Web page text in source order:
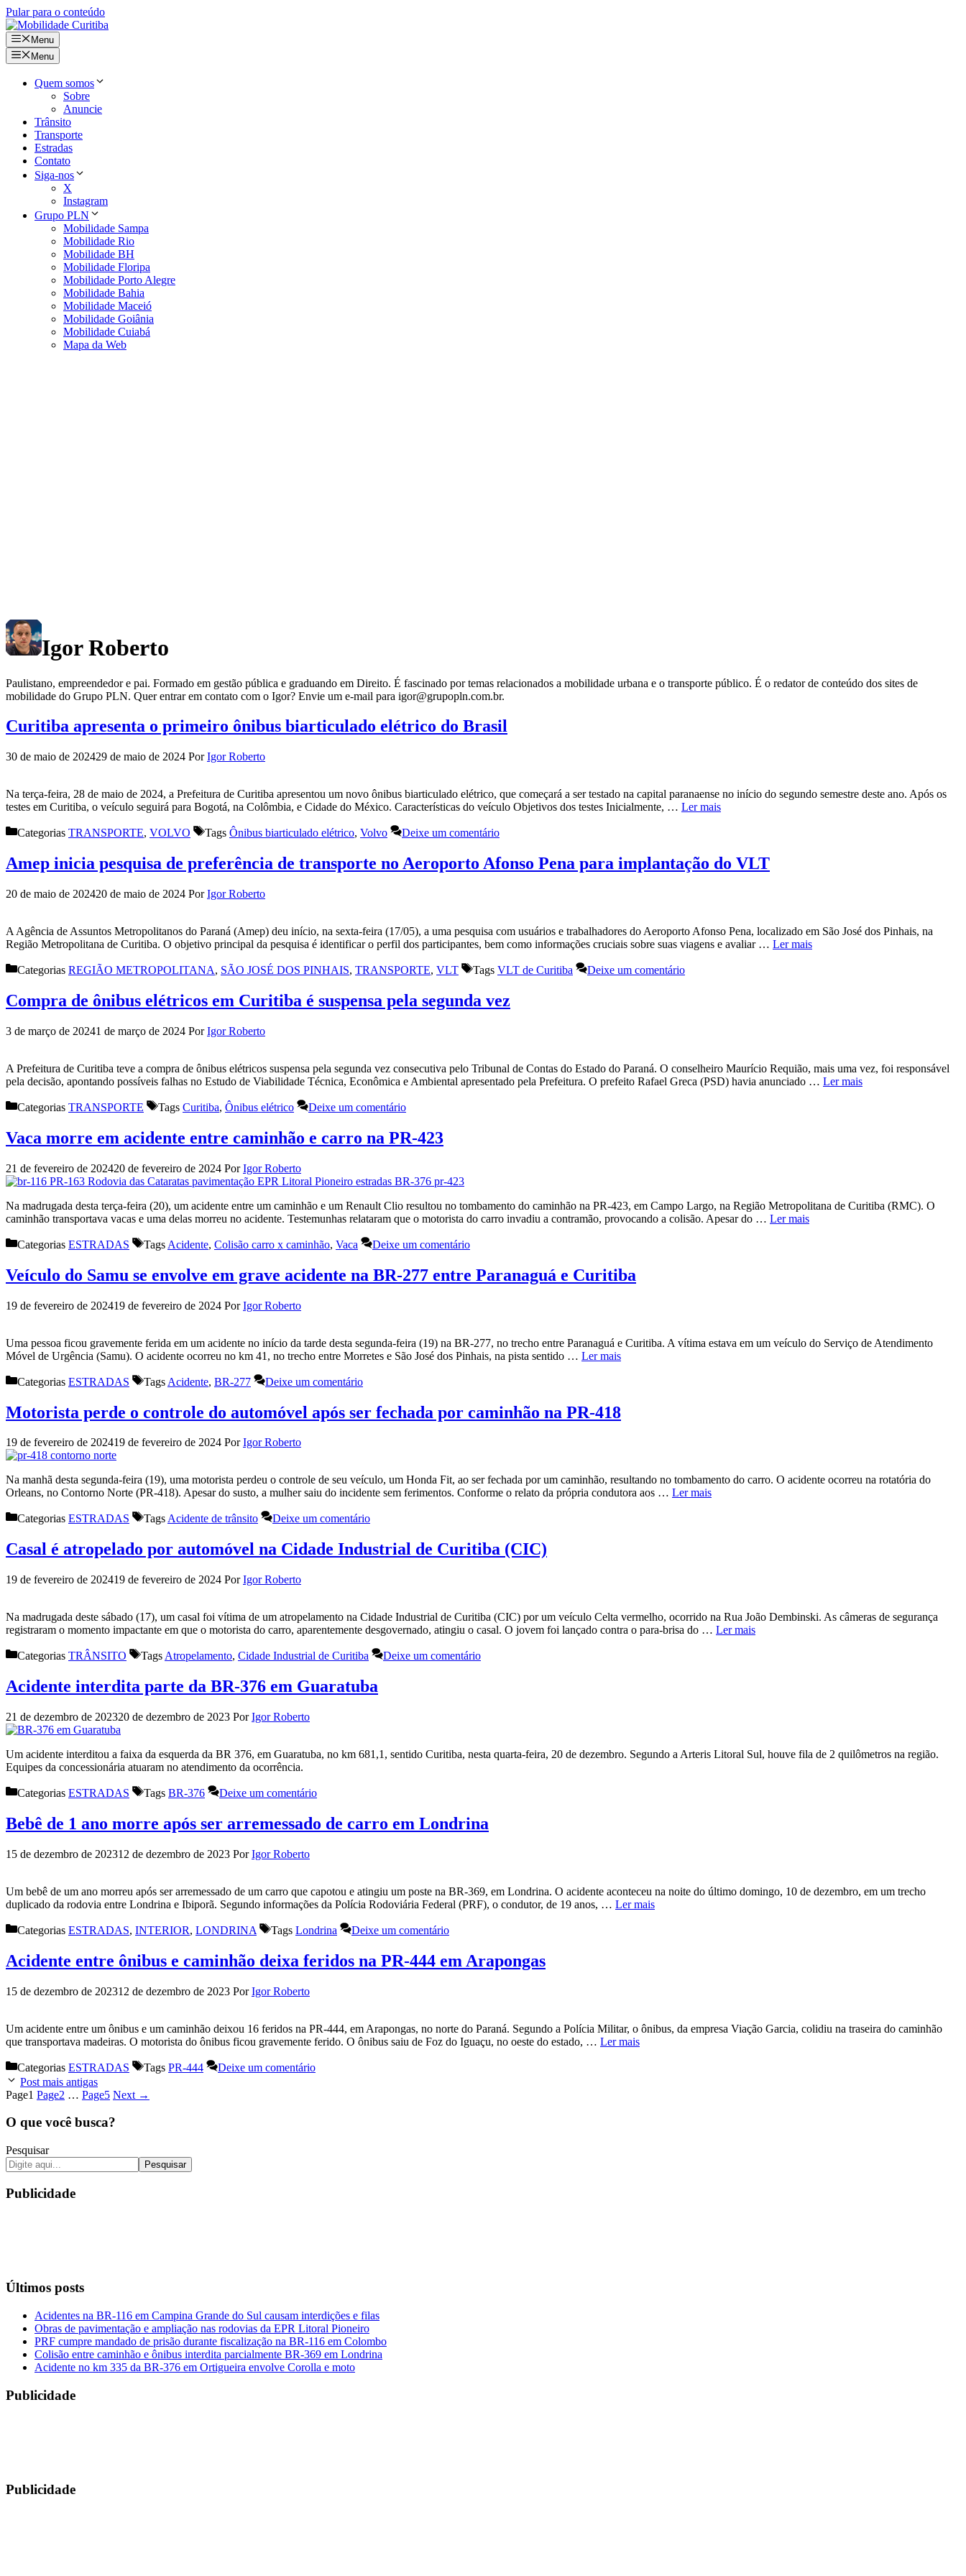
Pular para o conteúdo
Menu
Menu
Quem somos
Sobre
Anuncie
Trânsito
Transporte
Estradas
Contato
Siga-nos
X
Instagram
Grupo PLN
Mobilidade Sampa
Mobilidade Rio
Mobilidade BH
Mobilidade Floripa
Mobilidade Porto Alegre
Mobilidade Bahia
Mobilidade Maceió
Mobilidade Goiânia
Mobilidade Cuiabá
Mapa da Web
Igor Roberto
Paulistano, empreendedor e pai. Formado em gestão pública e graduando em Direito. É fascinado por temas relacionados a mobilidade urbana e o transporte público. É o redator de conteúdo dos sites de
mobilidade do Grupo PLN. Quer entrar em contato com o Igor? Envie um e-mail para igor@grupopln.com.br.
Curitiba apresenta o primeiro ônibus biarticulado elétrico do Brasil
30 de maio de 202429 de maio de 2024 PorIgor Roberto
Na terça-feira, 28 de maio de 2024, a Prefeitura de Curitiba apresentou um novo ônibus biarticulado elétrico, que começará a ser testado na capital paranaense no início do segundo semestre deste ano. Após os
testes em Curitiba, o veículo seguirá para Bogotá, na Colômbia, e Cidade do México. Características do veículo Objetivos dos testes Inicialmente, … Ler mais
Categorias TRANSPORTE, VOLVO Tags Ônibus biarticulado elétrico, Volvo Deixe um comentário
Amep inicia pesquisa de preferência de transporte no Aeroporto Afonso Pena para implantação do VLT
20 de maio de 202420 de maio de 2024 PorIgor Roberto
A Agência de Assuntos Metropolitanos do Paraná (Amep) deu início, na sexta-feira (17/05), a uma pesquisa com usuários e trabalhadores do Aeroporto Afonso Pena, localizado em São José dos Pinhais, na
Região Metropolitana de Curitiba. O objetivo principal da pesquisa é identificar o perfil dos participantes, bem como informações cruciais sobre suas viagens e avaliar … Ler mais
Categorias REGIÃO METROPOLITANA, SÃO JOSÉ DOS PINHAIS, TRANSPORTE, VLT Tags VLT de Curitiba Deixe um comentário
Compra de ônibus elétricos em Curitiba é suspensa pela segunda vez
3 de março de 20241 de março de 2024 PorIgor Roberto
A Prefeitura de Curitiba teve a compra de ônibus elétricos suspensa pela segunda vez consecutiva pelo Tribunal de Contas do Estado do Paraná. O conselheiro Maurício Requião, mais uma vez, foi responsável
pela decisão, apontando possíveis falhas no Estudo de Viabilidade Técnica, Econômica e Ambiental apresentado pela Prefeitura. O prefeito Rafael Greca (PSD) havia anunciado … Ler mais
Categorias TRANSPORTE Tags Curitiba, Ônibus elétrico Deixe um comentário
Vaca morre em acidente entre caminhão e carro na PR-423
21 de fevereiro de 202420 de fevereiro de 2024 PorIgor Roberto
Na madrugada desta terça-feira (20), um acidente entre um caminhão e um Renault Clio resultou no tombamento do caminhão na PR-423, em Campo Largo, na Região Metropolitana de Curitiba (RMC). O
caminhão transportava vacas e uma delas morreu no acidente. Testemunhas relataram que o motorista do carro invadiu a contramão, provocando a colisão. Apesar do … Ler mais
Categorias ESTRADAS Tags Acidente, Colisão carro x caminhão, Vaca Deixe um comentário
Veículo do Samu se envolve em grave acidente na BR-277 entre Paranaguá e Curitiba
19 de fevereiro de 202419 de fevereiro de 2024 PorIgor Roberto
Uma pessoa ficou gravemente ferida em um acidente no início da tarde desta segunda-feira (19) na BR-277, no trecho entre Paranaguá e Curitiba. A vítima estava em um veículo do Serviço de Atendimento
Móvel de Urgência (Samu). O acidente ocorreu no km 41, no trecho entre Morretes e São José dos Pinhais, na pista sentido … Ler mais
Categorias ESTRADAS Tags Acidente, BR-277 Deixe um comentário
Motorista perde o controle do automóvel após ser fechada por caminhão na PR-418
19 de fevereiro de 202419 de fevereiro de 2024 PorIgor Roberto
Na manhã desta segunda-feira (19), uma motorista perdeu o controle de seu veículo, um Honda Fit, ao ser fechada por um caminhão, resultando no tombamento do carro. O acidente ocorreu na rotatória do
Orleans, no Contorno Norte (PR-418). Apesar do susto, a mulher saiu do incidente sem ferimentos. Conforme o relato da própria condutora aos … Ler mais
Categorias ESTRADAS TagsAcidente de trânsito Deixe um comentário
Casal é atropelado por automóvel na Cidade Industrial de Curitiba (CIC)
19 de fevereiro de 202419 de fevereiro de 2024 PorIgor Roberto
Na madrugada deste sábado (17), um casal foi vítima de um atropelamento na Cidade Industrial de Curitiba (CIC) por um veículo Celta vermelho, ocorrido na Rua João Dembinski. As câmeras de segurança
registraram o momento impactante em que o motorista do carro, aparentemente desgovernado, atingiu o casal. O jovem foi lançado contra o para-brisa do … Ler mais
Categorias TRÂNSITO Tags Atropelamento, Cidade Industrial de Curitiba Deixe um comentário
Acidente interdita parte da BR-376 em Guaratuba
21 de dezembro de 202320 de dezembro de 2023 PorIgor Roberto
Um acidente interditou a faixa da esquerda da BR 376, em Guaratuba, no km 681,1, sentido Curitiba, nesta quarta-feira, 20 de dezembro. Segundo a Arteris Litoral Sul, houve fila de 2 quilômetros na região.
Equipes da concessionária atuaram no atendimento da ocorrência.
Categorias ESTRADAS Tags BR-376 Deixe um comentário
Bebê de 1 ano morre após ser arremessado de carro em Londrina
15 de dezembro de 202312 de dezembro de 2023 PorIgor Roberto
Um bebê de um ano morreu após ser arremessado de um carro que capotou e atingiu um poste na BR-369, em Londrina. O acidente aconteceu na noite do último domingo, 10 de dezembro, em um trecho
duplicado da rodovia entre Londrina e Ibiporã. Segundo informações da Polícia Rodoviária Federal (PRF), o condutor, de 19 anos, … Ler mais
Categorias ESTRADAS, INTERIOR, LONDRINA Tags Londrina Deixe um comentário
Acidente entre ônibus e caminhão deixa feridos na PR-444 em Arapongas
15 de dezembro de 202312 de dezembro de 2023 PorIgor Roberto
Um acidente entre um ônibus e um caminhão deixou 16 feridos na PR-444, em Arapongas, no norte do Paraná. Segundo a Polícia Militar, o ônibus, da empresa Viação Garcia, colidiu na traseira do caminhão
que transportava madeiras. O motorista do ônibus ficou gravemente ferido. O ônibus saiu de Foz do Iguaçu, no oeste do estado, … Ler mais
Categorias ESTRADAS Tags PR-444
Deixe um comentário
Post mais antigas
Page1 Page2 … Page5 Next →
O que você busca?
Pesquisar
Pesquisar
Publicidade
Últimos posts
Acidentes na BR-116 em Campina Grande do Sul causam interdições e filas
Obras de pavimentação e ampliação nas rodovias da EPR Litoral Pioneiro
PRF cumpre mandado de prisão durante fiscalização na BR-116 em Colombo
Colisão entre caminhão e ônibus interdita parcialmente BR-369 em Londrina
Acidente no km 335 da BR-376 em Ortigueira envolve Corolla e moto
Publicidade
Publicidade